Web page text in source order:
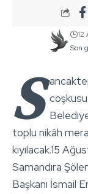
Son
12
S
toplu nikâh
kıyılacak.15
Samandıra
Başkanı İsmail